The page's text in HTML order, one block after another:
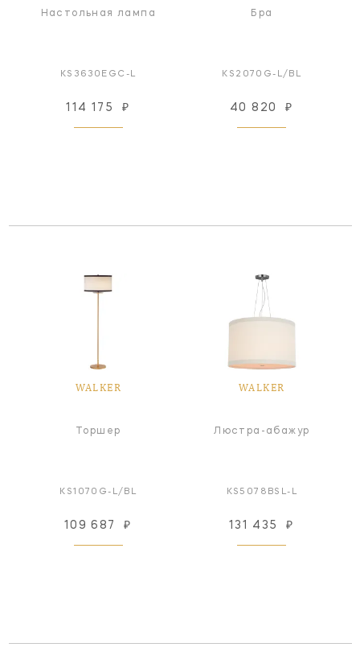
Настольная лампа
KS3630EGC-L
114 175 ₽
Бра
KS2070G-L/BL
40 820 ₽
WALKER
Торшер
KS1070G-L/BL
109 687 ₽
WALKER
Люстра-абажур
KS5078BSL-L
131 435 ₽